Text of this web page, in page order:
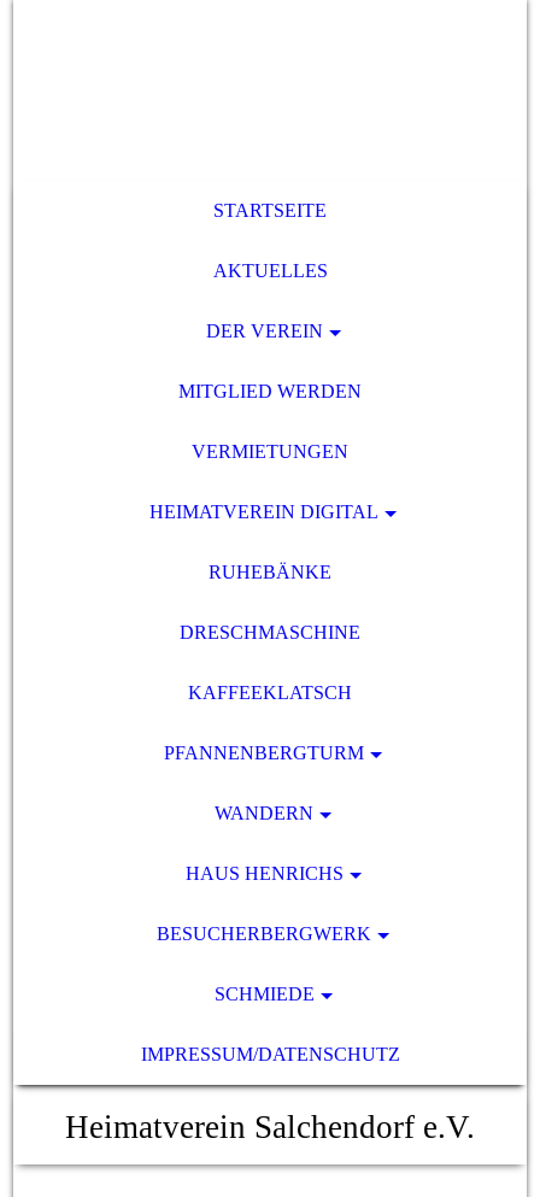
STARTSEITE
AKTUELLES
DER VEREIN
MITGLIED WERDEN
VERMIETUNGEN
HEIMATVEREIN DIGITAL
RUHEBÄNKE
DRESCHMASCHINE
KAFFEEKLATSCH
PFANNENBERGTURM
WANDERN
HAUS HENRICHS
BESUCHERBERGWERK
SCHMIEDE
IMPRESSUM/DATENSCHUTZ
Heimatverein Salchendorf e.V.